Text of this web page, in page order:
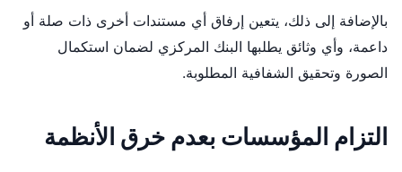
بالإضافة إلى ذلك، يتعين إرفاق أي مستندات أخرى ذات صلة أو
داعمة، وأي وثائق يطلبها البنك المركزي لضمان استكمال
الصورة وتحقيق الشفافية المطلوبة.
التزام المؤسسات بعدم خرق الأنظمة